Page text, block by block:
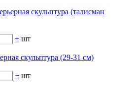
скульптура (талисман
+ шт
скульптура (29-31 см)
+ шт